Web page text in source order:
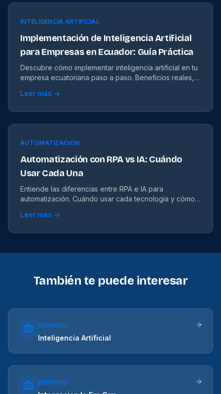
INTELIGENCIA ARTIFICIAL
Implementación de Inteligencia Artificial
para Empresas en Ecuador: Guía Práctica
Descubre cómo implementar inteligencia artificial en tu
empresa ecuatoriana paso a paso. Beneficios reales,
Leer más →
AUTOMATIZACIÓN
Automatización con RPA vs IA: Cuándo
Usar Cada Una
Entiende las diferencias entre RPA e IA para
automatización. Cuándo usar cada tecnología y cómo
Leer más →
También te puede interesar
SERVICIO
Inteligencia Artificial
SERVICIO